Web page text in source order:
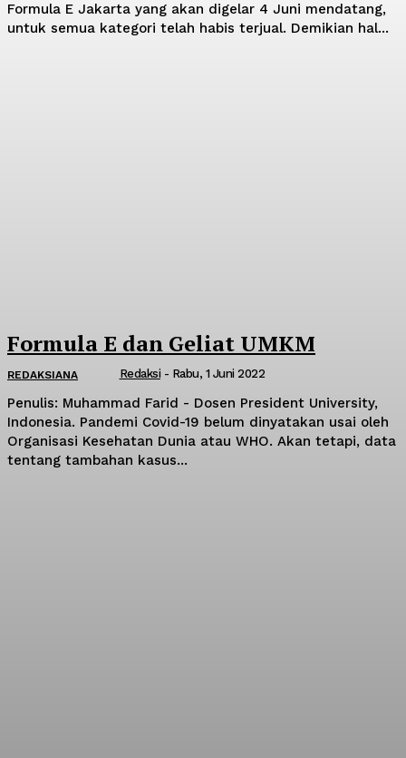
Formula E Jakarta yang akan digelar 4 Juni mendatang,
untuk semua kategori telah habis terjual. Demikian hal...
Formula E dan Geliat UMKM
REDAKSIANA Redaksi - Rabu, 1 Juni 2022
Penulis: Muhammad Farid - Dosen President University,
Indonesia. Pandemi Covid-19 belum dinyatakan usai oleh
Organisasi Kesehatan Dunia atau WHO. Akan tetapi, data
tentang tambahan kasus...